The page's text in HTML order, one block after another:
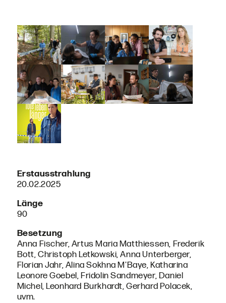
Erstausstrahlung
20.02.2025
Länge
90
Besetzung
Anna Fischer, Artus Maria Matthiessen, Frederik
Bott, Christoph Letkowski, Anna Unterberger,
Florian Jahr, Alina Sokhna M'Baye, Katharina
Leonore Goebel, Fridolin Sandmeyer, Daniel
Michel, Leonhard Burkhardt, Gerhard Polacek,
uvm.